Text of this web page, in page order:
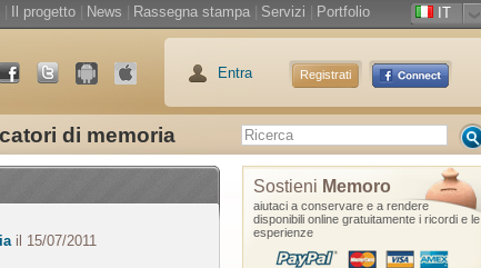
di memoria
Il progetto News Rassegna stampa Servizi Portfolio IT
Entra Registrati
il 15/07/2011
Sostieni Memoro
aiutaci a conservare e a rendere
disponibili online gratuitamente i ricordi e le
esperienze